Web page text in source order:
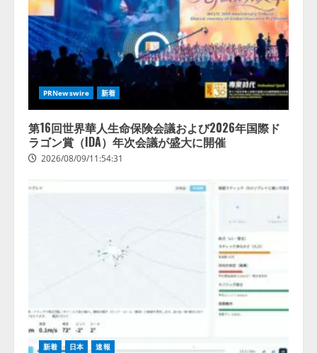
3
2026/08/07/13:53:50
【2026年企業のAI導入・活用に関
する調査】AIを組織として導入で
きている企業は26.8％。AI導入企
業の68.0％が、自社でのAI導入・
活用は「上手くいっている」と回
答
2026/08/07/13:53:50
PRNewswire 新着
第16回世界華人生命保険会議および2026年国際ド
ラゴン賞（IDA）年次会議が盛大に開催
2026/08/09/11:54:31
新着 日本 速報